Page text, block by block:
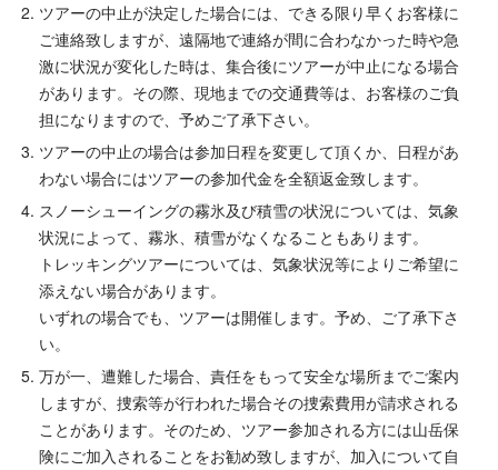
ツアーの中止が決定した場合には、できる限り早くお客様に
ご連絡致しますが、遠隔地で連絡が間に合わなかった時や急
激に状況が変化した時は、集合後にツアーが中止になる場合
があります。その際、現地までの交通費等は、お客様のご負
担になりますので、予めご了承下さい。
ツアーの中止の場合は参加日程を変更して頂くか、日程があ
わない場合にはツアーの参加代金を全額返金致します。
スノーシューイングの霧氷及び積雪の状況については、気象
状況によって、霧氷、積雪がなくなることもあります。
トレッキングツアーについては、気象状況等によりご希望に
添えない場合があります。
いずれの場合でも、ツアーは開催します。予め、ご了承下さ
い。
万が一、遭難した場合、責任をもって安全な場所までご案内
しますが、捜索等が行われた場合その捜索費用が請求される
ことがあります。そのため、ツアー参加される方には山岳保
険にご加入されることをお勧め致しますが、加入について自